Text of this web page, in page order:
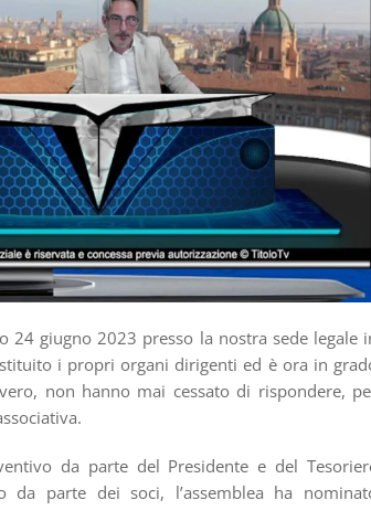
24 giugno 2023 presso la nostra sede legale
i propri organi dirigenti ed è ora in
non hanno mai cessato di rispondere,
da parte del Presidente e del
da parte dei soci, l’assemblea ha